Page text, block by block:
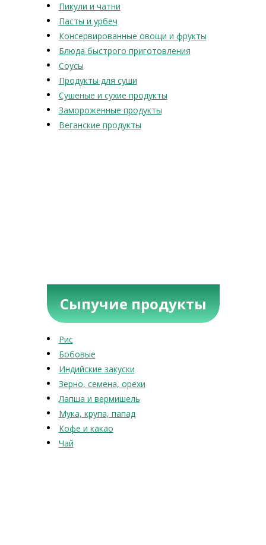
Пикули и чатни
Пасты и урбеч
Консервированные овощи и фрукты
Блюда быстрого приготовления
Соусы
Продукты для суши
Сушеные и сухие продукты
Замороженные продукты
Веганские продукты
Сыпучие продукты
Рис
Бобовые
Индийские закуски
Зерно, семена, орехи
Лапша и вермишель
Мука, крупа, папад
Кофе и какао
Чай